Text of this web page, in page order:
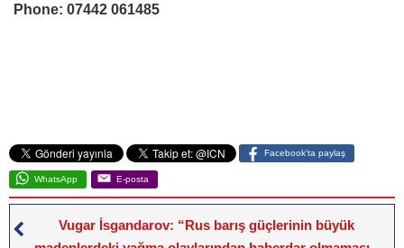
Phone: 07442 061485
Facebook'ta paylaş
WhatsApp E-posta
Vugar İsgandarov: “Rus barış güçlerinin büyük